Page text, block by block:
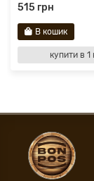
515 грн
В кошик
купити в 1